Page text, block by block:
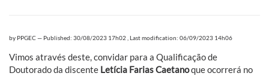
by PPGEC— Published: 30/08/2023 17h02 Last modification: 06/09/2023 14h06
Vimos através deste, convidar para a Qualificação de
Doutorado da discente Letícia Farias Caetanoque ocorrerá no